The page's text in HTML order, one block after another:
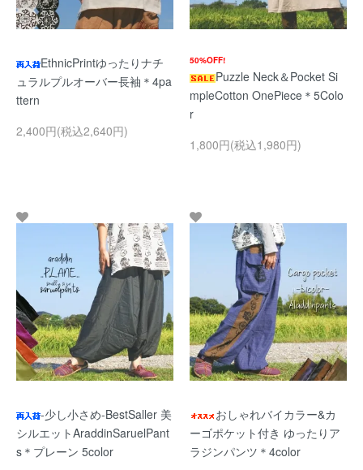
EthnicPrintゆったりナチ
ュラルプルオーバー長袖＊4pa
ttern
2,400円(税込2,640円)
50%OFF!
Puzzle Neck＆Pocket Si
mpleCotton OnePiece＊5Colo
r
1,800円(税込1,980円)
-少し小さめ-BestSaller 美
シルエットAraddinSaruelPant
s＊プレーン 5color
おしゃれバイカラー&カ
ーゴポケット付き ゆったりア
ラジンパンツ＊4color